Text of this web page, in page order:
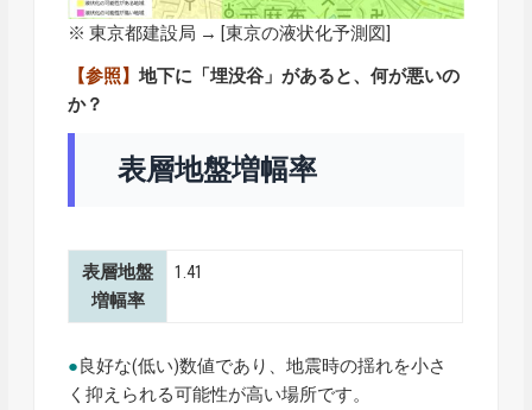
※ 東京都建設局 → [東京の液状化予測図]
【参照】地下に「埋没谷」があると、何が悪いの
か？
表層地盤増幅率
表層地盤
増幅率
1.41
●良好な(低い)数値であり、地震時の揺れを小さ
く抑えられる可能性が高い場所です。